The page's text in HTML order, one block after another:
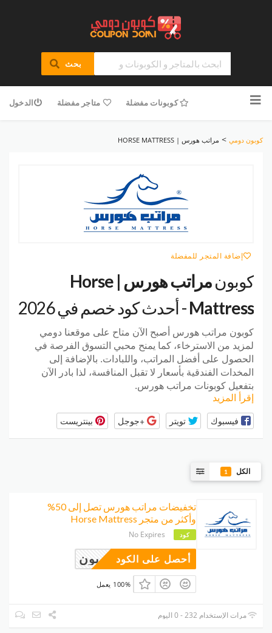
بحث
للمحتوى
كوبونات مفضلة متاجر مفضلة الدخول
كوبون دومي > مراتب هورس | HORSE MATTRESS
إضافة المتجر للمفضلة
كوبون
مراتب هورس | Horse
Mattress- أحدث كود خصم في 2026
كوبون مراتب هورس أصبح الآن متاح على موقعنا دومي
لمزيد من الاسترخاء، كما يمنح محبي التسوق الفرصة في
الحصول على أفضل المراتب، واللبادات. بالإضافة إلى
المخدات الفندقية بأسعار لا تقبل المنافسة، لذا بادر الآن
بتفعيل كوبونات مراتب هورس.
إقرأ المزيد
فيسبوك تويتر +جوجل بينتريست
الكل 1
تخفيضات مراتب هورس تصل إلى 50%
وأكثر من متجر Horse Mattress
كود No Expires
وبون أحصل على الكود
100% يعمل
مرات الإستخدام 232 - 0 اليوم